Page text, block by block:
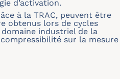
d’activation.
à la TRAC, peuvent être
obtenus lors de cycles
industriel de la
sur la mesure